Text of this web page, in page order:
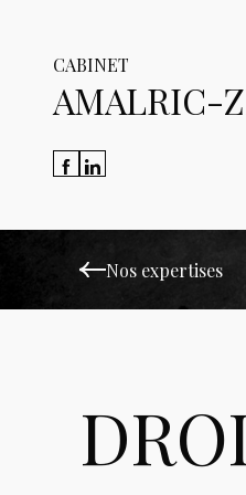
CABINET
AMALRIC-
Nos expertises